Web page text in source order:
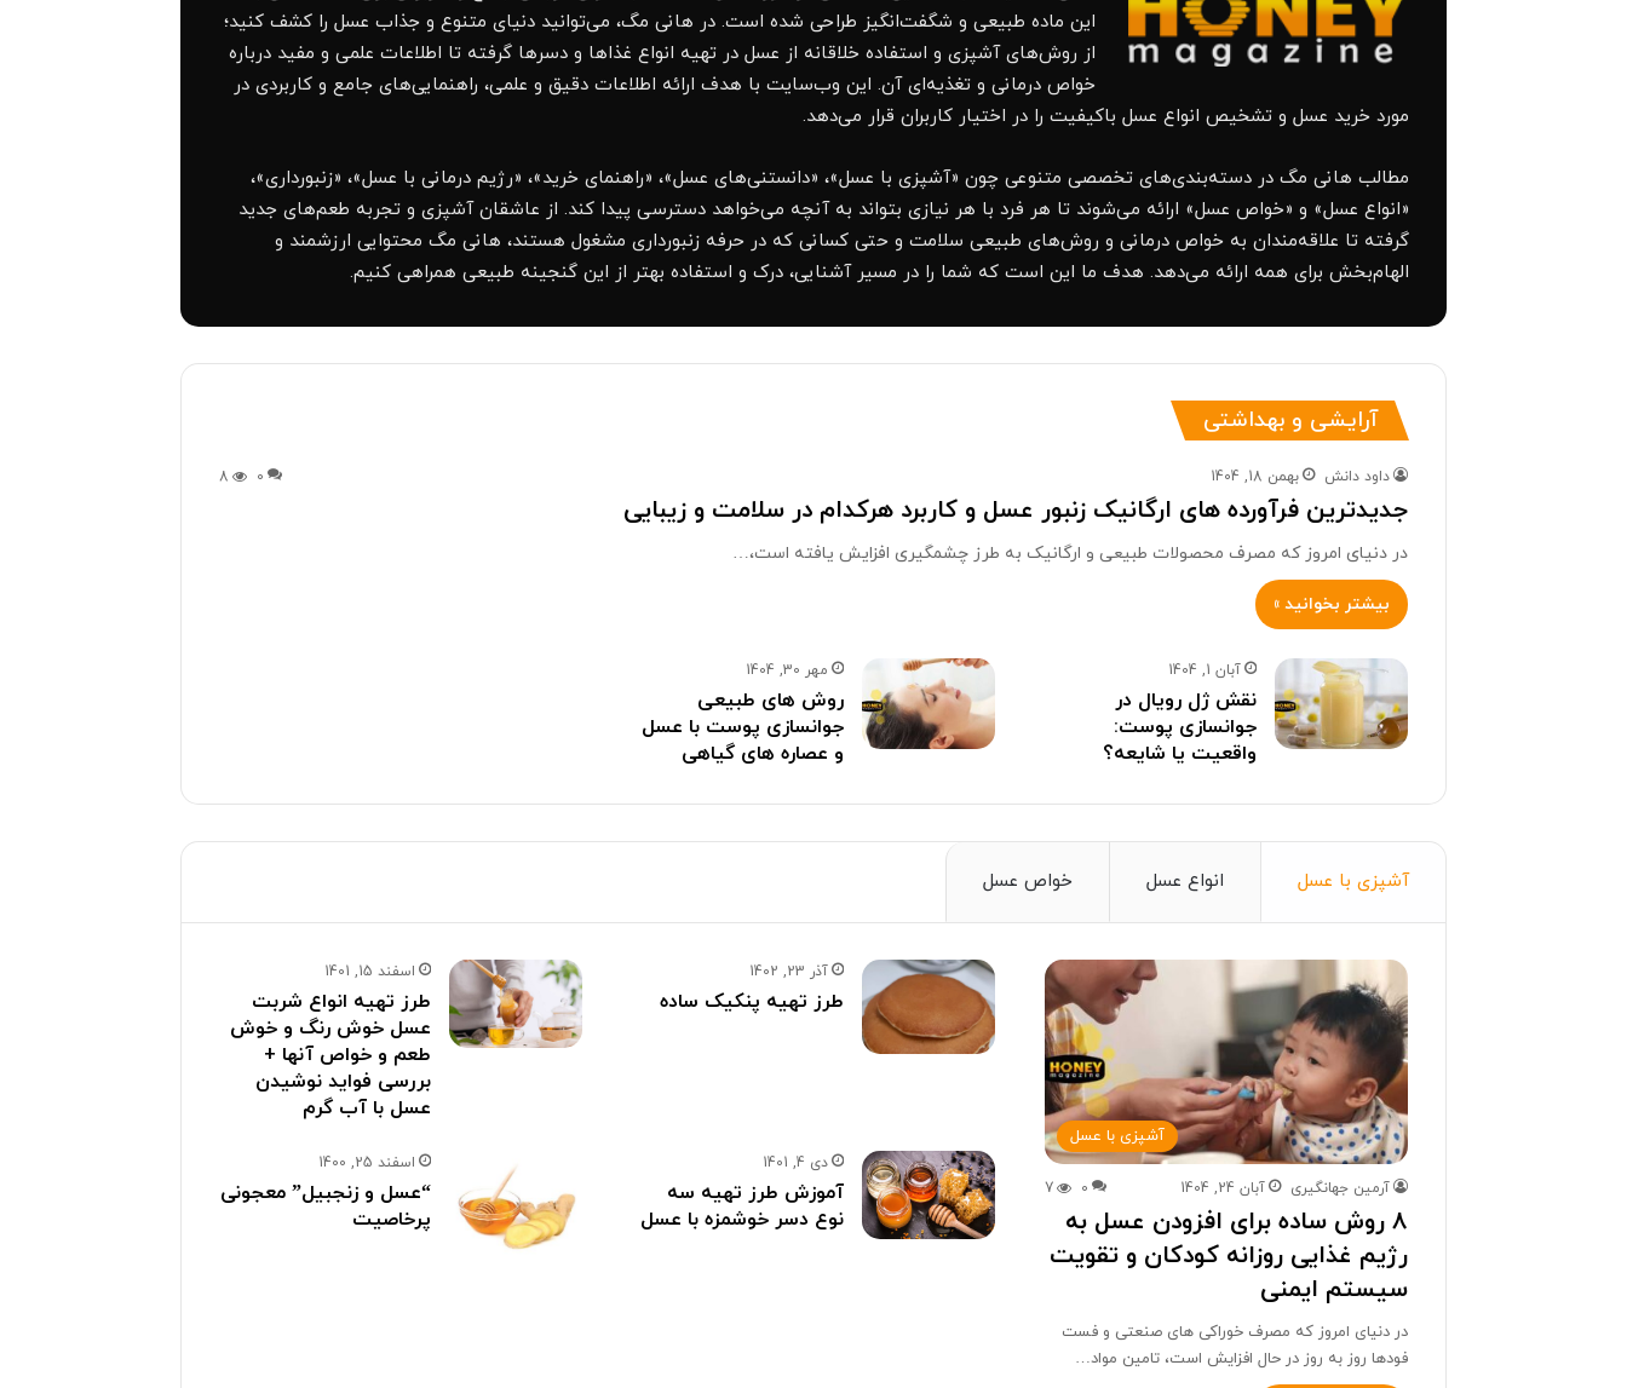
این ماده طبیعی و شگفت‌انگیز طراحی شده است. در هانی مگ، می‌توانید دنیای متنوع و جذاب عسل را کشف کنید؛
از روش‌های آشپزی و استفاده خلاقانه از عسل در تهیه انواع غذاها و دسرها گرفته تا اطلاعات علمی و مفید درباره
خواص درمانی و تغذیه‌ای آن. این وب‌سایت با هدف ارائه اطلاعات دقیق و علمی، راهنمایی‌های جامع‌ و کاربردی در
مورد خرید عسل و تشخیص انواع عسل باکیفیت را در اختیار کاربران قرار می‌دهد.
مطالب هانی مگ در دسته‌بندی‌های تخصصی متنوعی چون «آشپزی با عسل»، «دانستنی‌های عسل»، «راهنمای خرید»، «رژیم درمانی با عسل»، «زنبورداری»،
«انواع عسل» و «خواص عسل» ارائه می‌شوند تا هر فرد با هر نیازی بتواند به آنچه می‌خواهد دسترسی پیدا کند. از عاشقان آشپزی و تجربه طعم‌های جدید
گرفته تا علاقه‌مندان به خواص درمانی و روش‌های طبیعی سلامت و حتی کسانی که در حرفه زنبورداری مشغول هستند، هانی مگ محتوایی ارزشمند و
الهام‌بخش برای همه ارائه می‌دهد. هدف ما این است که شما را در مسیر آشنایی، درک و استفاده بهتر از این گنجینه طبیعی همراهی کنیم.
آرایشی و بهداشتی
داود دانش بهمن 18, 1404 0
8
جدیدترین فرآورده های ارگانیک زنبور عسل و کاربرد هرکدام در سلامت و زیبایی
در دنیای امروز که مصرف محصولات طبیعی و ارگانیک به طرز چشمگیری افزایش یافته است،…
بیشتر بخوانید »
آبان 1, 1404
نقش ژل رویال در
جوانسازی پوست:
واقعیت یا شایعه؟
مهر 30, 1404
روش های طبیعی
جوانسازی پوست با عسل
و عصاره های گیاهی
آشپزی با عسل انواع عسل خواص عسل
آشپزی با عسل
آرمین جهانگیری آبان 24, 1404 0
7
۸ روش ساده برای افزودن عسل به
رژیم غذایی روزانه کودکان و تقویت
سیستم ایمنی
در دنیای امروز که مصرف خوراکی های صنعتی و فست
فودها روز به روز در حال افزایش است، تامین مواد…
آذر 23, 1402
طرز تهیه پنکیک ساده
اسفند 15, 1401
طرز تهیه انواع شربت
عسل خوش رنگ و خوش
طعم و خواص آنها +
بررسی فواید نوشیدن
عسل با آب گرم
دی 4, 1401
آموزش طرز تهیه سه
نوع دسر خوشمزه با عسل
اسفند 25, 1400
“عسل و زنجبیل” معجونی
پرخاصیت